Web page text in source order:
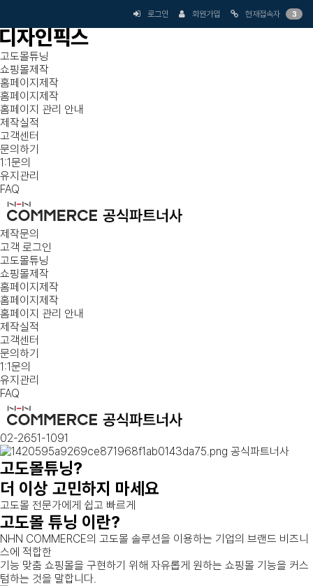
로그인 회원가입 현재접속자 3
고도몰튜닝
쇼핑몰제작
홈페이지제작
홈페이지제작
홈페이지 관리 안내
제작실적
고객센터
문의하기
1:1문의
유지관리
FAQ
제작문의
고객 로그인
고도몰튜닝
쇼핑몰제작
홈페이지제작
홈페이지제작
홈페이지 관리 안내
제작실적
고객센터
문의하기
1:1문의
유지관리
FAQ
02-2651-1091
공식파트너사
고도몰튜닝?
더 이상 고민하지 마세요
고도몰 전문가에게 쉽고 빠르게
고도몰 튜닝 이란?
NHN COMMERCE의 고도몰 솔루션을 이용하는 기업의 브랜드 비즈니
스에 적합한
기능 맞춤 쇼핑몰을 구현하기 위해 자유롭게 원하는 쇼핑몰 기능을 커스
텀하는 것을 말합니다.